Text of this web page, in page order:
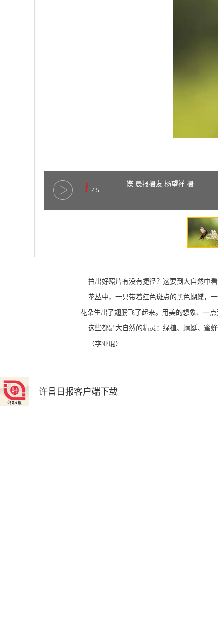
1 / 5
蝶 晨报摄友 杨望祥 摄
拍出好照片有没有捷径？这要到大自然中
花丛中，一只带着红色斑点的黑色蝴蝶，
花朵生出了翅膀飞了起来。用美的想象、一
这些都是大自然的精灵：绿植、蜻蜓、蜜
（李亚琨）
许昌日报客户端下载